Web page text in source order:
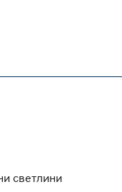
светлини